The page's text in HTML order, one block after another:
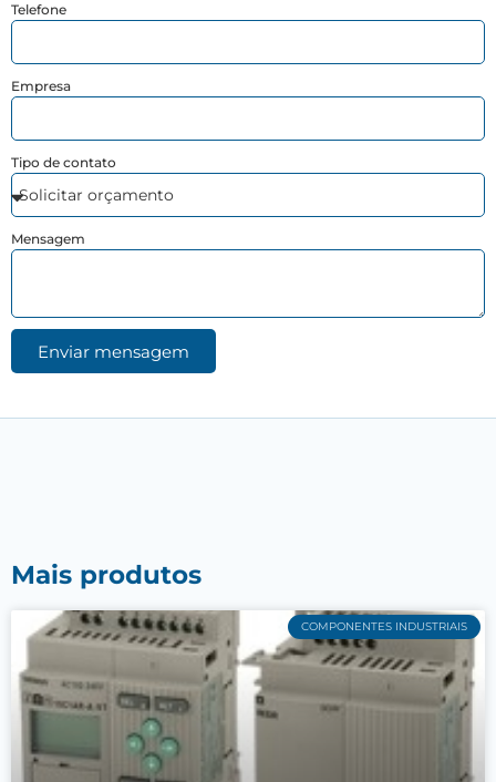
Telefone
Empresa
Tipo de contato
Mensagem
Enviar mensagem
Mais produtos
COMPONENTES INDUSTRIAIS